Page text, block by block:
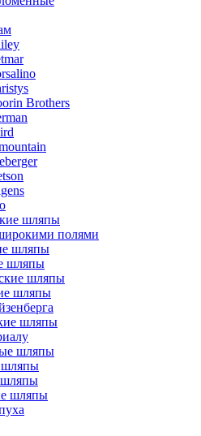
Brothers
шляпы
полями
шляпы
шляпы
шляпы
шляпы
шляпы
шляпы
шляпы
шляпы